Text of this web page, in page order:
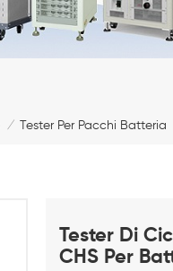
/ Tester Per Pacchi Batteria
Tester Di
CHS Per